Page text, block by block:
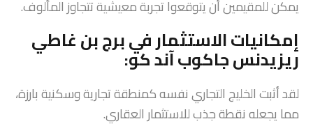
يمكن للمقيمين أن يتوقعوا تجربة معيشية تتجاوز المألوف.
إمكانيات الاستثمار في برج بن غاطي
ريزيدنس جاكوب آند كو:
لقد أثبت الخليج التجاري نفسه كمنطقة تجارية وسكنية بارزة،
مما يجعله نقطة جذب للاستثمار العقاري.